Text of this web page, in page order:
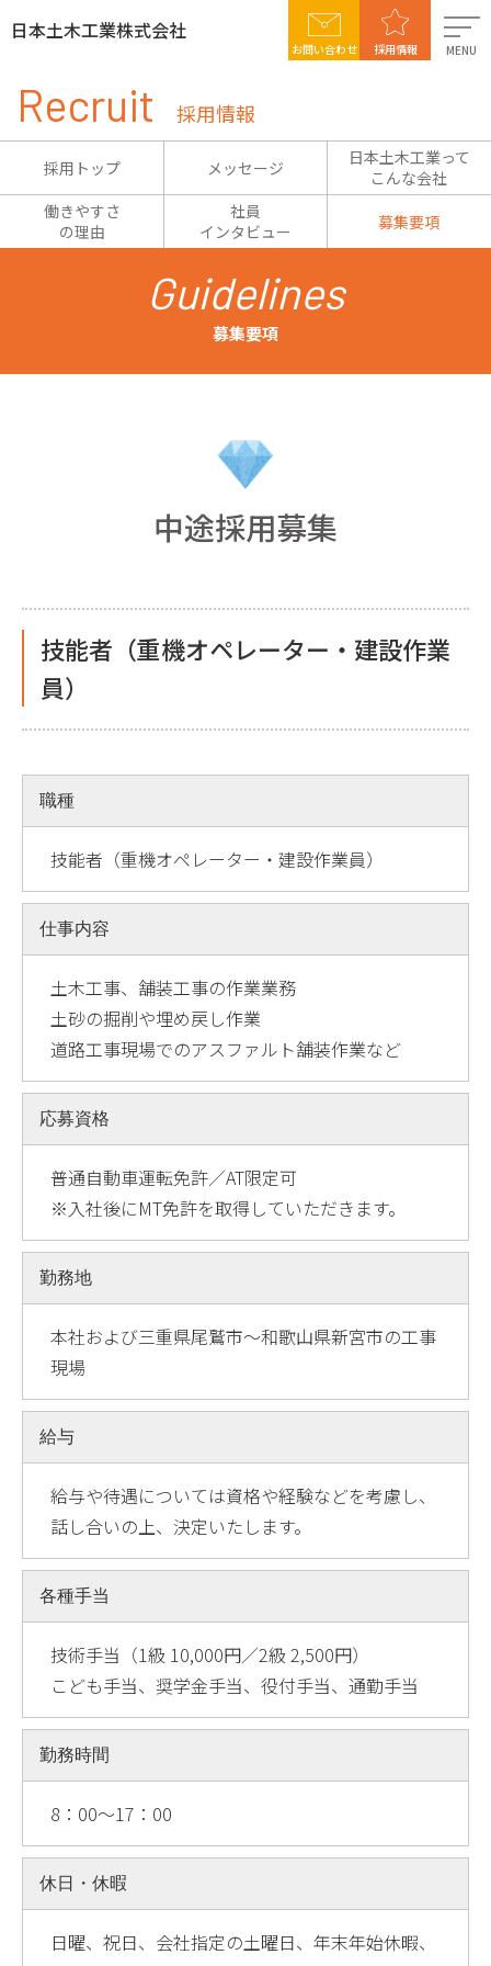
日本土木工業株式会社
日本土木工業について
施工実績
お問い合わせ 採用情報 MENU
採用トップ メッセージ
日本土木工業って
こんな会社
働きやすさ
の理由
社員
インタビュー
募集要項
Recruit 採用情報
Guidelines
募集要項
中途採用募集
技能者（重機オペレーター・建設作業
員）
職種
技能者（重機オペレーター・建設作業員）
仕事内容
土木工事、舗装工事の作業業務
土砂の掘削や埋め戻し作業
道路工事現場でのアスファルト舗装作業など
応募資格
普通自動車運転免許／AT限定可
※入社後にMT免許を取得していただきます。
勤務地
本社および三重県尾鷲市～和歌山県新宮市の工事
現場
給与
給与や待遇については資格や経験などを考慮し、
話し合いの上、決定いたします。
各種手当
技術手当（1級 10,000円／2級 2,500円）
こども手当、奨学金手当、役付手当、通勤手当
勤務時間
8：00～17：00
休日・休暇
日曜、祝日、会社指定の土曜日、年末年始休暇、